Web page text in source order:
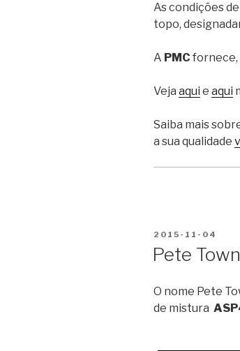
As condições
topo,
A PMC fornece,
Veja aqui e aqui
Saiba mais
a sua qualidade
PUBLICADO
2015-11-04
Pete
O nome Pete
de mistura